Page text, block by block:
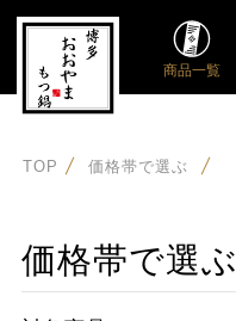
商品一覧
TOP 価格帯で選ぶ
価格帯で選ぶ